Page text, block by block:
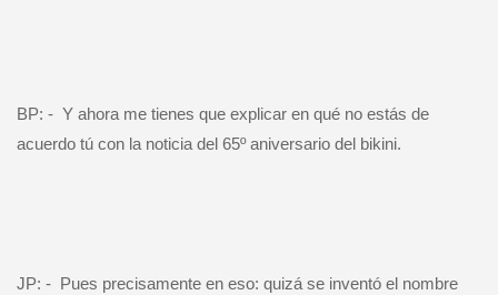
BP: - Y ahora me tienes que explicar en qué no estás de
acuerdo tú con la noticia del 65º aniversario del bikini.
JP: - Pues precisamente en eso: quizá se inventó el nombre